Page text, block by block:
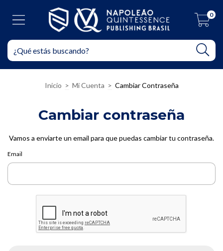
0
Inicio > Mi Cuenta > Cambiar Contraseña
Cambiar contraseña
Vamos a enviarte un email para que puedas cambiar tu contraseña.
Email